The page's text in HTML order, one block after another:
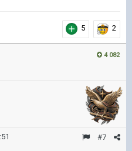
5 2
4 082
#7